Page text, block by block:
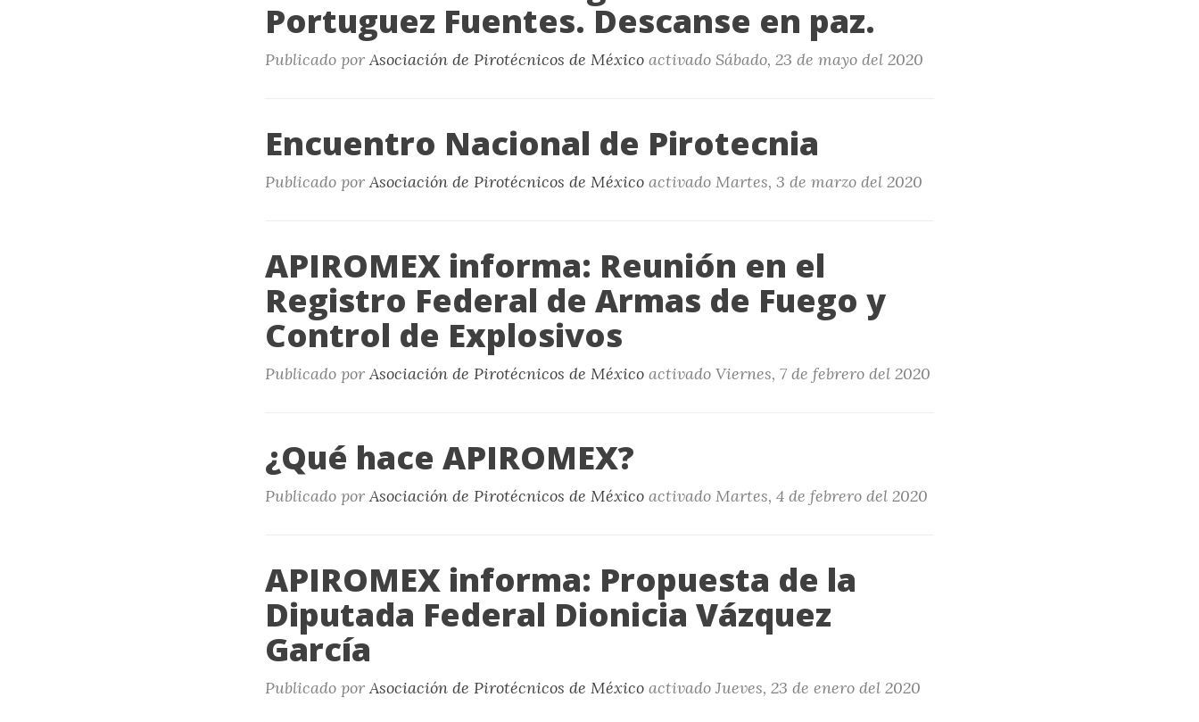
Portuguez Fuentes. Descanse en paz.
Publicado porAsociación de Pirotécnicos de México activado Sábado, 23 de mayo del 2020
Encuentro Nacional de Pirotecnia
Publicado porAsociación de Pirotécnicos de México activado Martes, 3 de marzo del 2020
APIROMEX informa: Reunión en el
Registro Federal de Armas de Fuego y
Control de Explosivos
Publicado porAsociación de Pirotécnicos de México activado Viernes, 7 de febrero del 2020
¿Qué hace APIROMEX?
Publicado porAsociación de Pirotécnicos de México activado Martes, 4 de febrero del 2020
APIROMEX informa: Propuesta de la
Diputada Federal Dionicia Vázquez
García
Publicado porAsociación de Pirotécnicos de México activado Jueves, 23 de enero del 2020